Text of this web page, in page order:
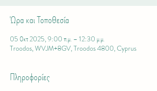
Ώρα και Τοποθεσία
05 Οκτ 2025, 9:00 π.μ. – 12:30 μ.μ.
Troodos, WVJM+8GV, Troodos 4800, Cyprus
Πληροφορίες